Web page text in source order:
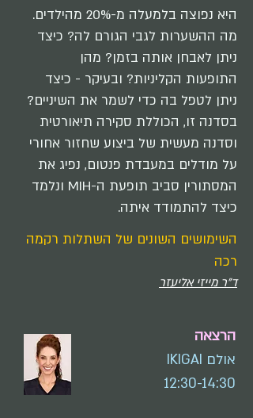
היא נפוצה בלמעלה מ-20% מהילדים.
מה ההשערות לגבי הגורם לה? כיצד
ניתן לאבחן אותה בזמן? מהן
התופעות הקליניות? ובעיקר - כיצד
ניתן לטפל בה כדי לשמר את השיניים?
בסדנה זו, הכוללת סקירה תיאורטית
וסדנה מעשית של ביצוע שחזור אחורי
על מודלים במעבדת פנטום, נפיג את
המסתורין סביב תופעת ה-MIH ונלמד
כיצד להתמודד איתה.
השימושים השונים של השתלות רקמה
רכה
ד"ר מייזי אליעזר
הרצאה
אולם IKIGAI
12:30-14:30